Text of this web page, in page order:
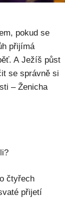
pokud se
přijímá
A Ježíš půst
se správně si
– Ženicha
čtyřech
přijetí